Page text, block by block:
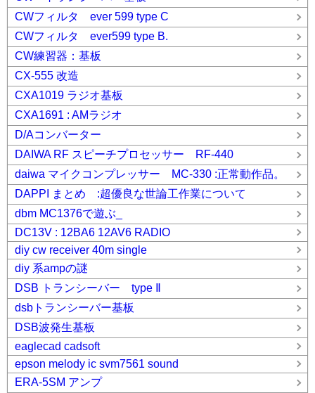
CWフィルタ ever 599 type C
CWフィルタ ever599 type B.
CW練習器：基板
CX-555 改造
CXA1019 ラジオ基板
CXA1691 : AMラジオ
D/Aコンバーター
DAIWA RF スピーチプロセッサー RF-440
daiwa マイクコンプレッサー MC-330 :正常動作品。
DAPPI まとめ :超優良な世論工作業について
dbm MC1376で遊ぶ_
DC13V : 12BA6 12AV6 RADIO
diy cw receiver 40m single
diy 系ampの謎
DSB トランシーバー type Ⅱ
dsbトランシーバー基板
DSB波発生基板
eaglecad cadsoft
epson melody ic svm7561 sound
ERA-5SM アンプ